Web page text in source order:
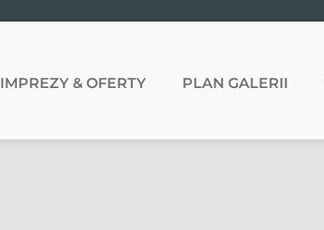
IMPREZY & OFERTY PLAN GALERII